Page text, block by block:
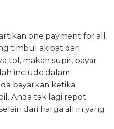
one payment for all
timbul akibat dari
tol, makan supir, bayar
include dalam
bayarkan ketika
Anda tak lagi repot
dari harga all in yang